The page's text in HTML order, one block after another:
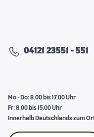
04121 23551 - 551
Mo - Do: 8.00 bis 17.00 Uhr
Fr: 8.00 bis 15.00 Uhr
Innerhalb Deutschlands zum